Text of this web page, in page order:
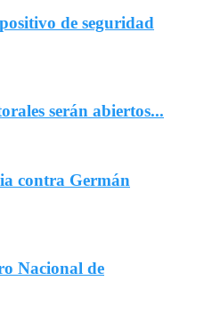
de seguridad
serán abiertos...
contra Germán
Nacional de